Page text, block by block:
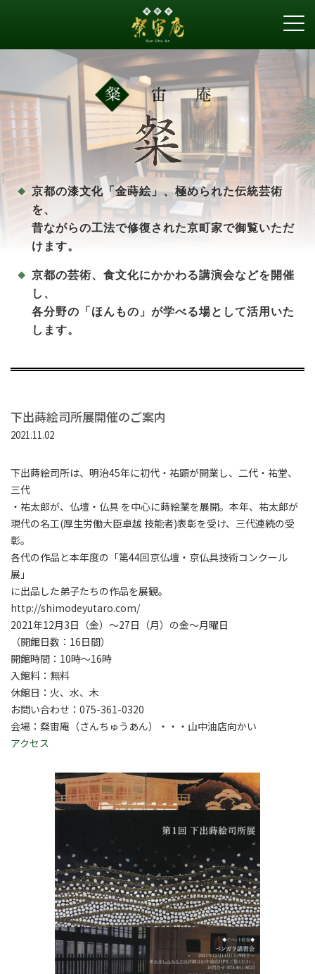
お知らせ
ギャラリー
アクセス
町家ゲストハウス
綾綺殿 Facebook
京都の漆文化「金蒔絵」、極められた伝統芸術
を、
昔ながらの工法で修復された京町家で御覧いただ
けます。
京都の芸術、食文化にかかわる講演会などを開催
し、
各分野の「ほんもの」が学べる場として活用いた
します。
下出蒔絵司所展開催のご案内
2021.11.02
下出蒔絵司所は、明治45年に初代・祐顕が開業し、二代・祐堂、
三代
・祐太郎が、仏壇・仏具 を中心に蒔絵業を展開。本年、祐太郎が
現代の名工(厚生労働大臣卓越 技能者)表彰を受け、三代連続の受
彰。
各代の作品と本年度の「第44回京仏壇・京仏具技術コンクール
展」
に出品した弟子たちの作品を展観。
http://shimodeyutaro.com/
2021年12月3日（金）～27日（月）の金～月曜日
（開館日数：16日間）
開館時間：10時～16時
入館料：無料
休館日：火、水、木
お問い合わせ：075-361-0320
会場：粲宙庵（さんちゅうあん）・・・山中油店向かい
アクセス